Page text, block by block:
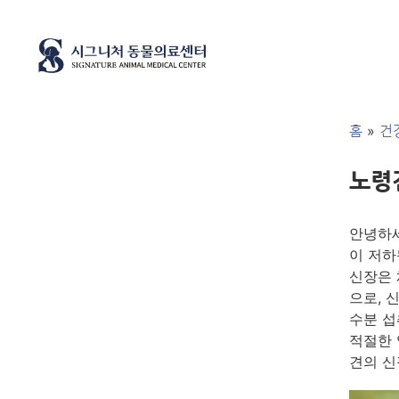
홈 » 건
노령
안녕하
이 저
신장은
으로,
수분
적절한
견의